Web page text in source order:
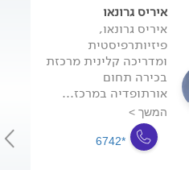
איריס גרונאו
איריס גרונאו,
פיזיותרפיסטית
ומדריכה קלינית מרכזת
בכירה תחום
אורתופדיה במרכז...
המשך >
*6742